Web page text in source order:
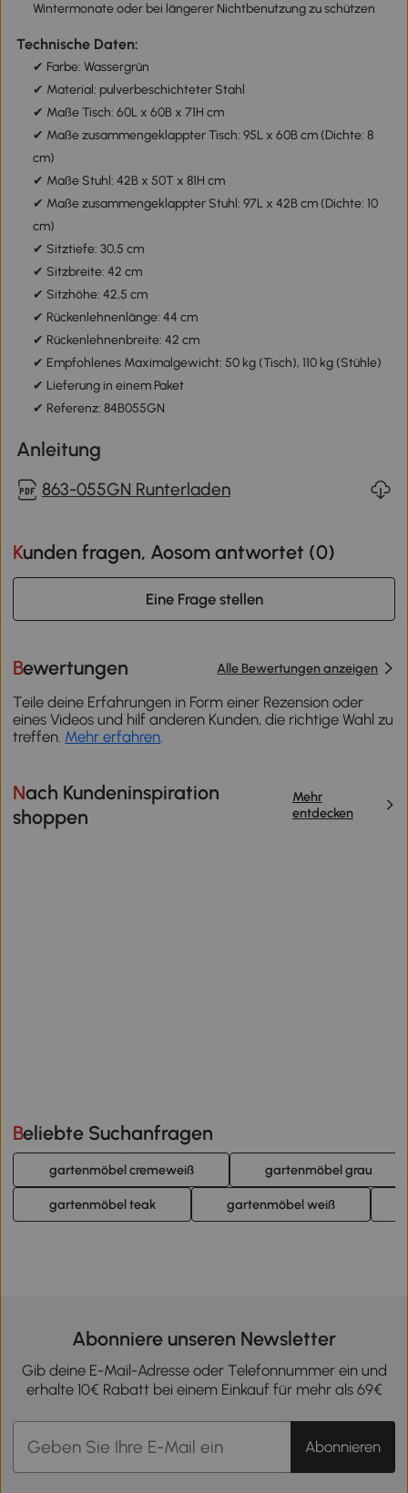
Wintermonate oder bei längerer Nichtbenutzung zu schützen
Technische Daten:
✔ Farbe: Wassergrün
✔ Material: pulverbeschichteter Stahl
✔ Maße Tisch: 60L x 60B x 71H cm
✔ Maße zusammengeklappter Tisch: 95L x 60B cm (Dichte: 8
cm)
✔ Maße Stuhl: 42B x 50T x 81H cm
✔ Maße zusammengeklappter Stuhl: 97L x 42B cm (Dichte: 10
cm)
✔ Sitztiefe: 30,5 cm
✔ Sitzbreite: 42 cm
✔ Sitzhöhe: 42,5 cm
✔ Rückenlehnenlänge: 44 cm
✔ Rückenlehnenbreite: 42 cm
✔ Empfohlenes Maximalgewicht: 50 kg (Tisch), 110 kg (Stühle)
✔ Lieferung in einem Paket
✔ Referenz: 84B055GN
Anleitung
863-055GN Runterladen
Kunden fragen, Aosom antwortet (0)
Eine Frage stellen
Bewertungen Alle Bewertungen anzeigen
Teile deine Erfahrungen in Form einer Rezension oder
eines Videos und hilf anderen Kunden, die richtige Wahl zu
treffen. Mehr erfahren
Nach Kundeninspiration
shoppen
Mehr
entdecken
Beliebte Suchanfragen
gartenmöbel cremeweiß gartenmöbel grau
gartenmöbel teak gartenmöbel weiß
Abonniere unseren Newsletter
Gib deine E-Mail-Adresse oder Telefonnummer ein und
erhalte 10€ Rabatt bei einem Einkauf für mehr als 69€
Abonnieren